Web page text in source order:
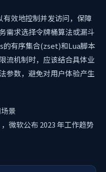
效地控制并发访问，保障
需求选择令牌桶算法或漏斗
的有序集合(zset)和Lua脚本
流机制时，应该结合具体业
参数，避免对用户体验产生
景
微软公布 2023 年工作趋势